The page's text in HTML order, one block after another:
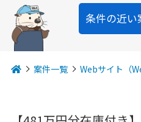
条件の近い
案件一覧 Webサイト（